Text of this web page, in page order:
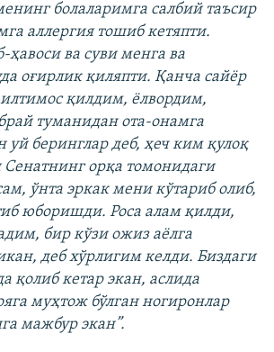
болаларимга салбий таъсир
аллергия тошиб кетяпти.
ва суви менга ва
оғирлик қиляпти. Қанча сайёр
илтимос қилдим, ёлвордим,
туманидан ота-онамга
беринглар деб, ҳеч ким қулоқ
орқа томонидаги
ўнта эркак мени кўтариб олиб,
юборишди. Роса алам қилди,
бир кўзи ожиз аёлга
деб хўрлигим келди. Биздаги
қолиб кетар экан, аслида
муҳтож бўлган ногиронлар
мажбур экан”.